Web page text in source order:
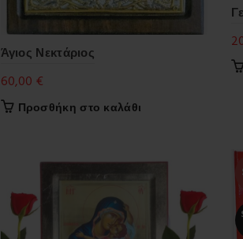
Άγιος Νεκτάριος
60,00 €
Προσθήκη στο καλάθι